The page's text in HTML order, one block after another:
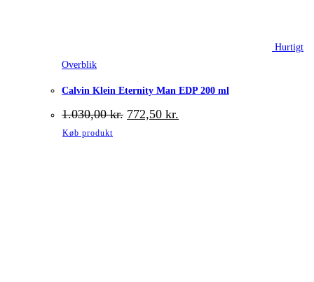
Hurtigt
Overblik
Calvin Klein Eternity Man EDP 200 ml
1.030,00kr. Den
oprindelige
772,50 kr.
aktuelle
Køb produkt